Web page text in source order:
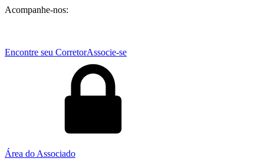
Acompanhe-nos:
Encontre seu CorretorAssocie-se
Área do Associado